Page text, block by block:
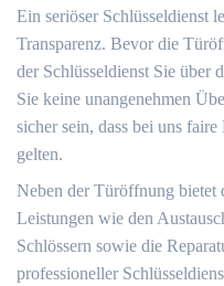
Ein seriöser Schlüsseldienst
Transparenz.​ Bevor die
der Schlüsseldienst Sie über
Sie keine unangenehmen
sicher sein, dass bei uns
gelten.​
Neben der Türöffnung bietet
Leistungen wie den
Schlössern sowie die
professioneller